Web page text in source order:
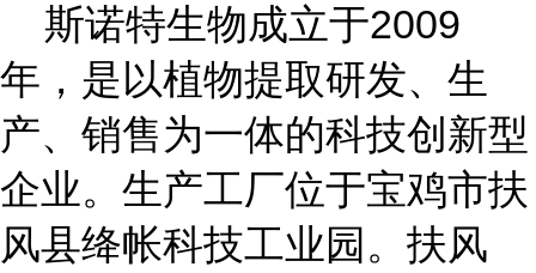
斯诺特生物成立于2009
年 ，是以植物提取研发、生
产、销售为一体的科技创新型
企业。生产工厂位于宝鸡市扶
风县绛帐科技工业园 。扶风